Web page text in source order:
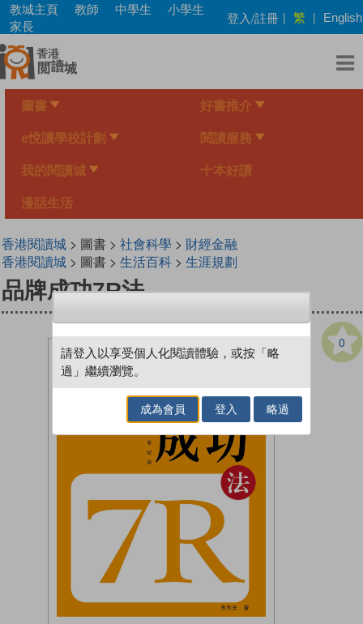
Skip
main
content
教城主頁 教師 中學生
小學生
家長
登入/註冊 | 繁 | English
圖書 好書推介
e悅讀學校計劃 閱讀服務
我的閱讀城 十本好讀
漫話生活
香港閱讀城> 圖書 > 社會科學 > 財經金融
香港閱讀城> 圖書 > 生活百科> 生涯規劃
品牌成功7R法
0
請登入以享受個人化閱讀體驗，或按「略
過」繼續瀏覽。
成為會員 登入 略過